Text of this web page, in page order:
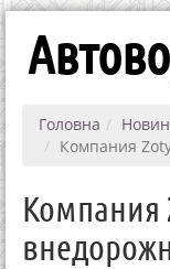
Головна
Компания
Компания